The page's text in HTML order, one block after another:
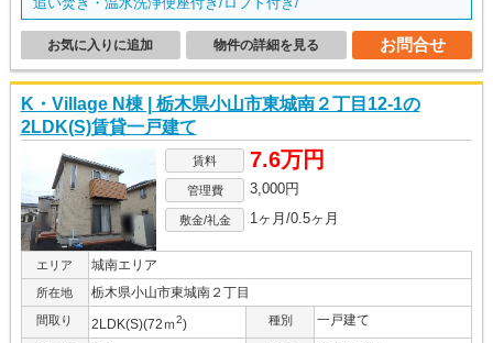
お問合せ
物件の詳細を見る
お気に入りに追加
K・Village N棟 | 栃木県小山市東城南２丁目12-1の
2LDK(S)賃貸一戸建て
賃料 7.6万円
管理費 3,000円
敷金/礼金 1ヶ月/0.5ヶ月
エリア 城南エリア
所在地 栃木県小山市東城南２丁目
間取り 2LDK(S)(72ｍ2) 種別 一戸建て